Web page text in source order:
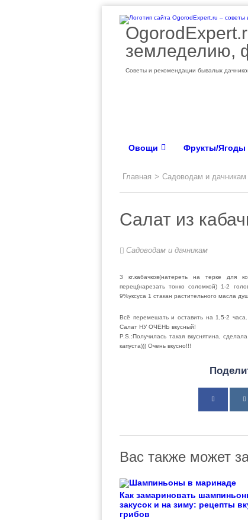
земледелию,
Советы и рекомендации бывалых
Овощи Фрукты/Ягоды
Главная > Садоводам и дачникам
Салат из
Садоводам и дачникам
3 кг.кабачков(натереть на терке для
перец(нарезать тонко соломкой) 1-2
9%уксуса 1 стакан растительного масла
Всё перемешать и оставить на 1,5-2
Салат НУ ОЧЕНЬ вкусный!
P.S.:Получилась такая вкуснятина,
капуста))) Очень вкусно!!!
Вас также может
Как замариновать
закусок и на зиму: рецепты
грибов